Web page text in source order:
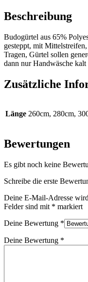
Beschreibung
Budogürtel aus 65%
gesteppt, mit
Tragen, Gürtel sollen
dann nur Handwäsche
Zusätzliche
Länge 260cm, 280cm,
Bewertungen
Es gibt noch keine
Schreibe die erste
Deine E-Mail-Adresse
Felder sind mit * markiert
Deine Bewertung *
Deine Bewertung *